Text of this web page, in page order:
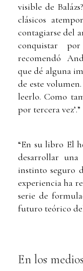
visible de
clásicos
contagiarse del
conquistar
recomendó
que dé alguna
de este
leerlo. Como
por tercera vez’.”
“En su libro El
desarrollar
instinto seguro
experiencia ha
serie de
futuro teórico
En los